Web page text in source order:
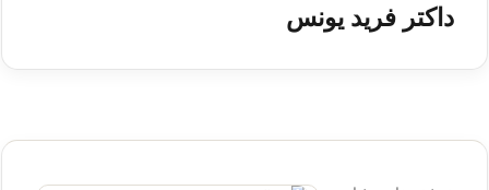
داکتر فرید یونس